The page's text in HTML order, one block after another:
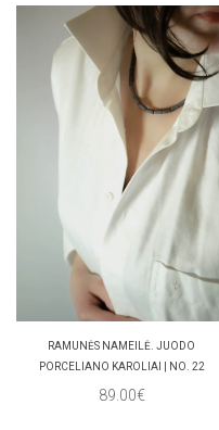
RAMUNĖS NAMEILĖ. JUODO
PORCELIANO KAROLIAI | NO. 22
89.00€